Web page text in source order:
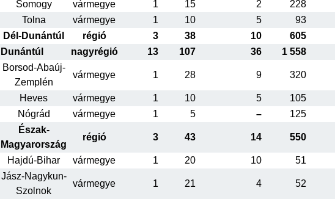
Somogy
vármegye 1 15 2 228
Tolna
vármegye 1 10 5 93
Dél-Dunántúl
régió 3 38 10 605
Dunántúl
nagyrégió 13 107 36 1 558
Borsod-Abaúj-
Zemplén
vármegye 1 28 9 320
Heves vármegye 1 10 5 105
Nógrád
vármegye 1 5 – 125
Észak-
Magyarország
régió 3 43 14 550
Hajdú-Bihar vármegye 1 20 10 51
Jász-Nagykun-
Szolnok
vármegye 1 21 4 52